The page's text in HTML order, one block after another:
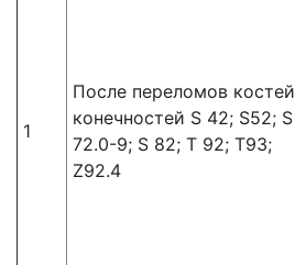
1
После переломов костей
конечностей S 42; S52; S
72.0-9; S 82; T 92; Т93;
Z92.4